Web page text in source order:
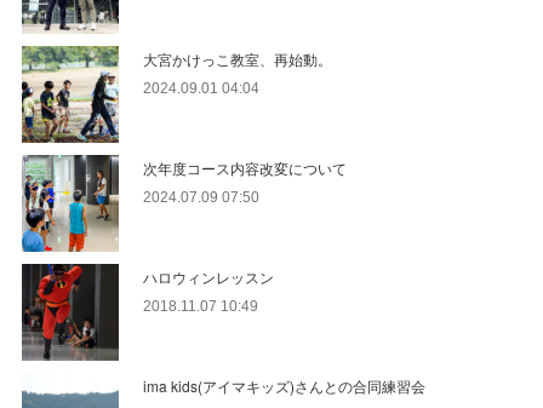
大宮かけっこ教室、再始動。
2024.09.01 04:04
次年度コース内容改変について
2024.07.09 07:50
ハロウィンレッスン
2018.11.07 10:49
ima kids(アイマキッズ)さんとの合同練習会